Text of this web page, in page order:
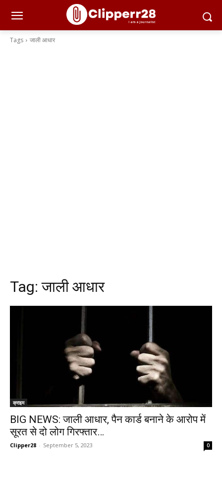
Tags जाली आधार
Tag:जाली आधार
क्राइम
BIG NEWS: जाली आधार, पैन कार्ड बनाने के आरोप में
सूरत से दो लोग गिरफ्तार…
Clipper28 - September 5, 2023 0